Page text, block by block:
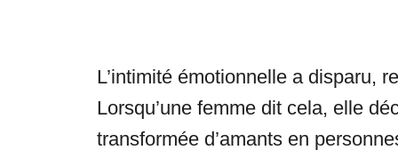
L’intimité émotionnelle a disparu,
Lorsqu’une femme dit cela, elle
transformée d’amants en